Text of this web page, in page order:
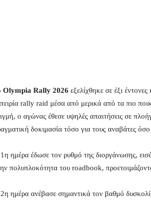
Olympia Rally 2026 εξελίχθηκε σε έξι
rally raid μέσα από μερικά από τα πιο
ο αγώνας έθεσε υψηλές απαιτήσεις σε
δοκιμασία τόσο για τους αναβάτες όσο
ημέρα έδωσε τον ρυθμό της διοργάνωσης,
πολυπλοκότητα του roadbook,
ημέρα ανέβασε σημαντικά τον βαθμό